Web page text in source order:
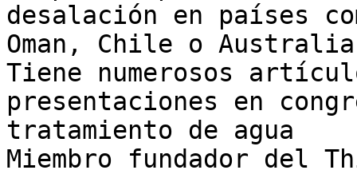
desalación en países
Oman, Chile o
Tiene numerosos
presentaciones en
tratamiento de agua
Miembro fundador del